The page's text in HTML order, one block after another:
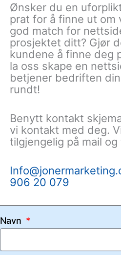
Ønsker du en
prat for å finne ut om
god match for
prosjektet ditt? Gjør
kundene å finne deg
la oss skape en
betjener bedriften
rundt!
Benytt kontakt
vi kontakt med deg.
tilgjengelig på mail
906 20 079
Navn